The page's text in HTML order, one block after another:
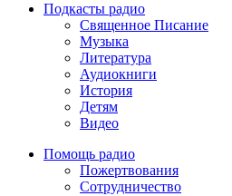
Подкасты радио
Священное Писание
Музыка
Литература
Аудиокниги
История
Детям
Видео
Помощь радио
Пожертвования
Сотрудничество